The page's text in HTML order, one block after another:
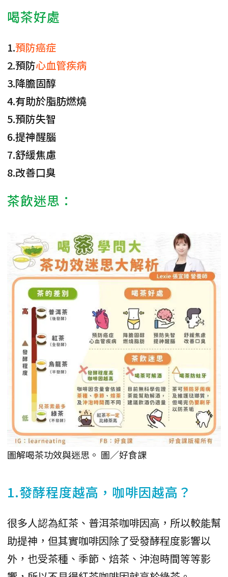
喝茶好處
1.預防癌症
2.預防心血管疾病
3.降膽固醇
4.有助於脂肪燃燒
5.預防失智
6.提神醒腦
7.舒緩焦慮
8.改善口臭
茶飲迷思：
圖解喝茶功效與迷思。 圖／好食課
1.發酵程度越高，咖啡因越高？
很多人認為紅茶、普洱茶咖啡因高，所以較能幫
助提神，但其實咖啡因除了受發酵程度影響以
外，也受茶種、季節、焙茶、沖泡時間等等影